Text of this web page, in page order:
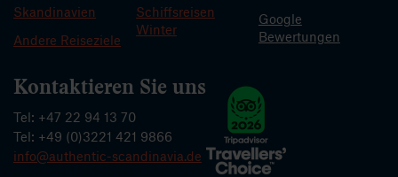
Kontaktieren Sie uns
Tel: +47 22 94 13 70
Tel: +49 (0)3221 421 9866
info@authentic-scandinavia.de
Skandinavien
Andere Reiseziele
Schiffsreisen
Winter
Google
Bewertungen